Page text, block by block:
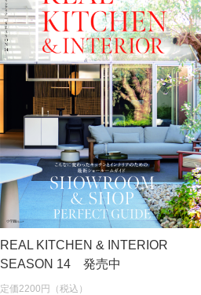
REAL KITCHEN & INTERIOR
SEASON 14 発売中
定価2200円（税込）